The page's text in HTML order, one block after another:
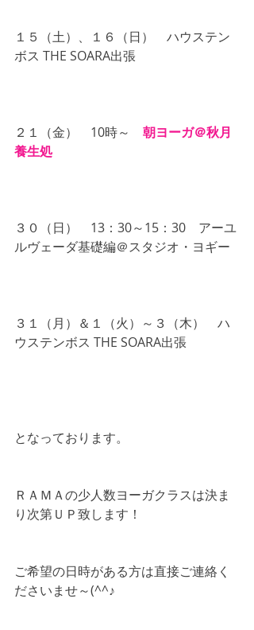
１５（土）、１６（日）　ハウステン
ボス THE SOARA出張
２１（金）　10時～ 朝ヨーガ＠秋月
養生処
３０（日）　13：30～15：30　アーユ
ルヴェーダ基礎編＠スタジオ・ヨギー
３１（月）＆１（火）～３（木）　ハ
ウステンボス THE SOARA出張
となっております。
ＲＡＭＡの少人数ヨーガクラスは決ま
り次第ＵＰ致します！
ご希望の日時がある方は直接ご連絡く
ださいませ～(^^♪